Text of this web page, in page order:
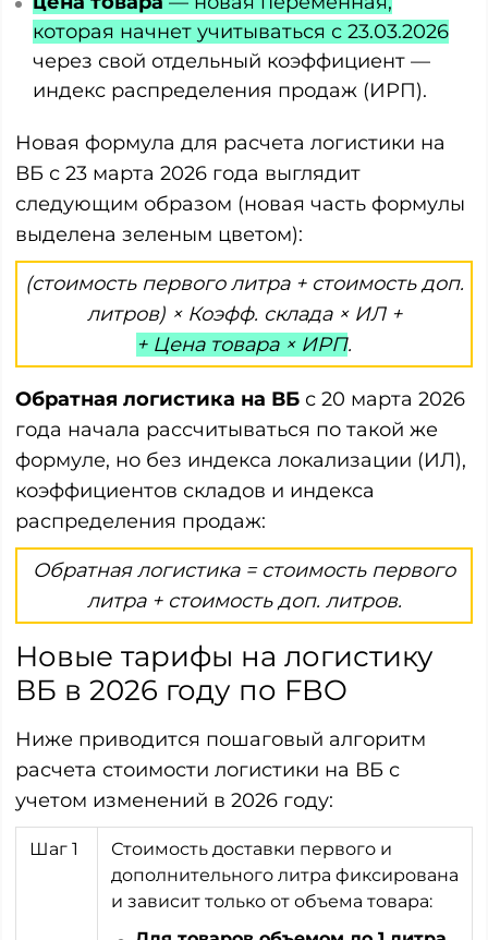
которая начнет учитываться с 23.03.2026
через свой отдельный коэффициент —
индекс распределения продаж (ИРП).
Новая формула для расчета логистики на
ВБ с 23 марта 2026 года выглядит
следующим образом (новая часть формулы
выделена зеленым цветом):
(стоимость первого литра + стоимость доп.
литров) × Коэфф. склада × ИЛ +
+ Цена товара × ИРП.
Обратная логистика на ВБ с 20 марта 2026
года начала рассчитываться по такой же
формуле, но без индекса локализации (ИЛ),
коэффициентов складов и индекса
распределения продаж:
Обратная логистика = стоимость первого
литра + стоимость доп. литров.
Новые тарифы на логистику
ВБ в 2026 году по FBO
Ниже приводится пошаговый алгоритм
расчета стоимости логистики на ВБ с
учетом изменений в 2026 году:
Шаг 1
Стоимость доставки первого и
дополнительного литра фиксирована
и зависит только от объема товара: